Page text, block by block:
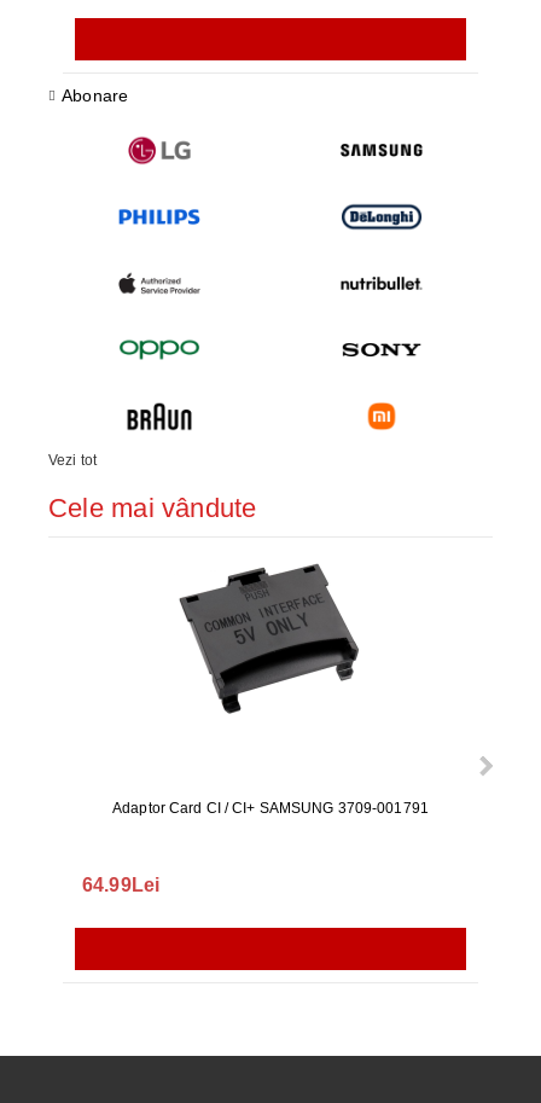
Abonare
Vezi tot
Cele mai vândute
Adaptor Card CI / CI+ SAMSUNG 3709-001791
64.99Lei